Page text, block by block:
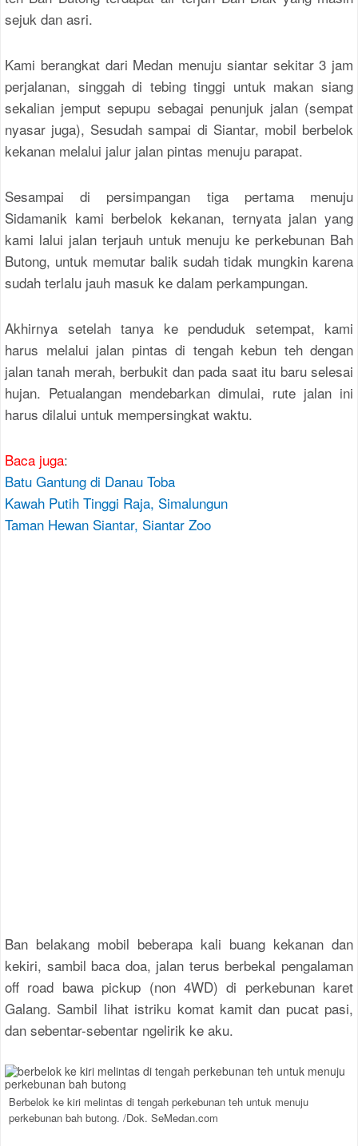
sejuk dan asri.
Kami berangkat dari Medan menuju siantar sekitar 3 jam
perjalanan, singgah di tebing tinggi untuk makan siang
sekalian jemput sepupu sebagai penunjuk jalan (sempat
nyasar juga), Sesudah sampai di Siantar, mobil berbelok
kekanan melalui jalur jalan pintas menuju parapat.
Sesampai di persimpangan tiga pertama menuju
Sidamanik kami berbelok kekanan, ternyata jalan yang
kami lalui jalan terjauh untuk menuju ke perkebunan Bah
Butong, untuk memutar balik sudah tidak mungkin karena
sudah terlalu jauh masuk ke dalam perkampungan.
Akhirnya setelah tanya ke penduduk setempat, kami
harus melalui jalan pintas di tengah kebun teh dengan
jalan tanah merah, berbukit dan pada saat itu baru selesai
hujan. Petualangan mendebarkan dimulai, rute jalan ini
harus dilalui untuk mempersingkat waktu.
Baca juga:
Batu Gantung di Danau Toba
Kawah Putih Tinggi Raja, Simalungun
Taman Hewan Siantar, Siantar Zoo
Ban belakang mobil beberapa kali buang kekanan dan
kekiri, sambil baca doa, jalan terus berbekal pengalaman
off road bawa pickup (non 4WD) di perkebunan karet
Galang. Sambil lihat istriku komat kamit dan pucat pasi,
dan sebentar-sebentar ngelirik ke aku.
Berbelok ke kiri melintas di tengah perkebunan teh untuk menuju
perkebunan bah butong. /Dok. SeMedan.com